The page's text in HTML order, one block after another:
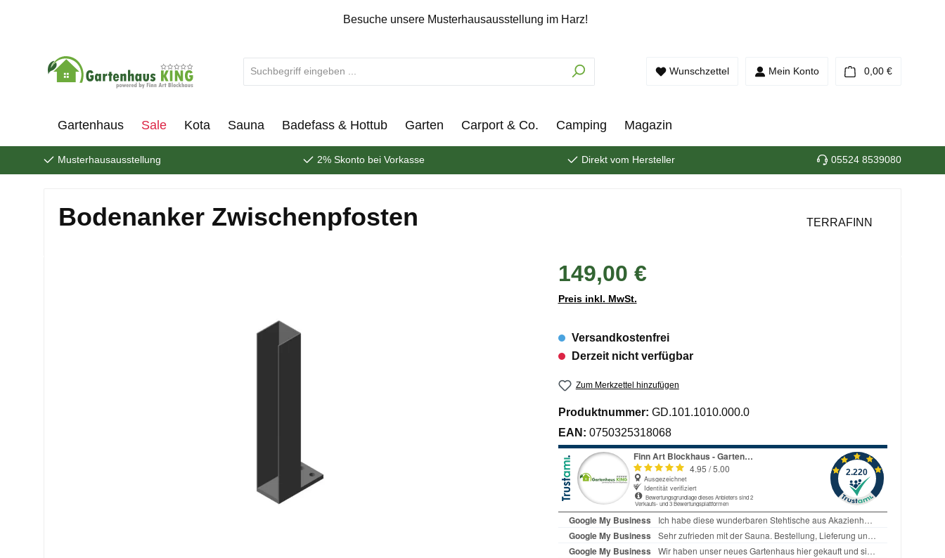
Besuche unsere Musterhausausstellung im Harz!
Wunschzettel Mein Konto 0,00 €Warenkorb
Gartenhaus Sale Kota Sauna Badefass & Hottub Garten Carport & Co. Camping Magazin
Musterhausausstellung 2% Skonto bei Vorkasse Direkt vom Hersteller 05524 8539080
Bodenanker Zwischenpfosten TERRAFINN
149,00 €
Preis inkl. MwSt.
Versandkostenfrei
Derzeit nicht verfügbar
Zum Merkzettel hinzufügen
Produktnummer: GD.101.1010.000.0
EAN: 0750325318068